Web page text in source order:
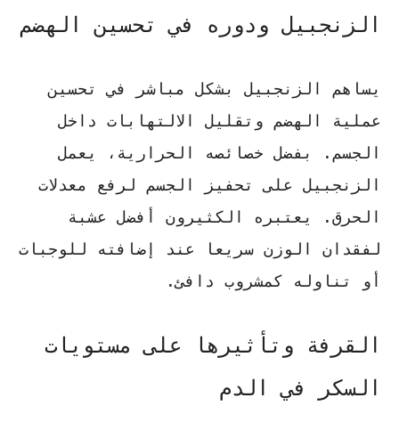
الزنجبيل ودوره في تحسين الهضم
يساهم الزنجبيل بشكل مباشر في تحسين
عملية الهضم وتقليل الالتهابات داخل
الجسم. بفضل خصائصه الحرارية، يعمل
الزنجبيل على تحفيز الجسم لرفع معدلات
الحرق. يعتبره الكثيرون
أفضل عشبة
لفقدان الوزن سريعا
عند إضافته للوجبات
أو تناوله كمشروب دافئ.
القرفة وتأثيرها على مستويات
السكر في الدم